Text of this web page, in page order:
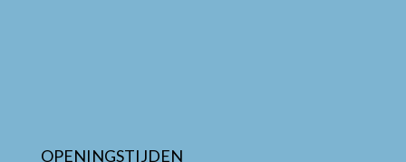
OPENINGSTIJDEN